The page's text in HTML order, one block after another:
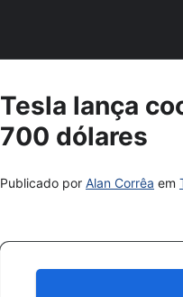
Tesla lança
700 dólares
Publicado por Alan Corrêa em